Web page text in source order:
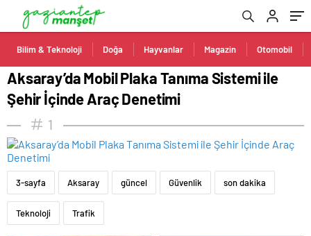
Bilim & Teknoloji Doğa Hayvanlar Magazin Otomobil
Aksaray’da Mobil Plaka Tanıma Sistemi ile
Şehir İçinde Araç Denetimi
1
3-sayfa Aksaray güncel Güvenlik son dakika
Teknoloji Trafik